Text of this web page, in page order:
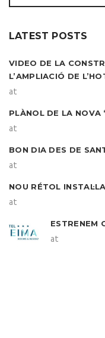
LATEST POSTS
VIDEO DE LA
L’AMPLIACIÓ DE
at
PLÀNOL DE LA NOVA
at
BON DIA DES DE
at
NOU RÉTOL
at
ESTRENEM
at